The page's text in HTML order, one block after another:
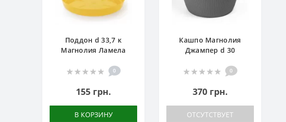
Поддон d 33,7 к
Магнолия Ламела
0
155 грн.
В КОРЗИНУ
Кашпо Магнолия
Джампер d 30
0
370 грн.
ОТСУТСТВУЕТ